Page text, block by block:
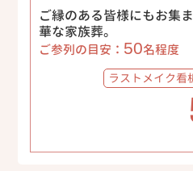
ご縁のある皆様にもお集
華な家族葬。
ご参列の目安： 50名程度
ラストメイク看